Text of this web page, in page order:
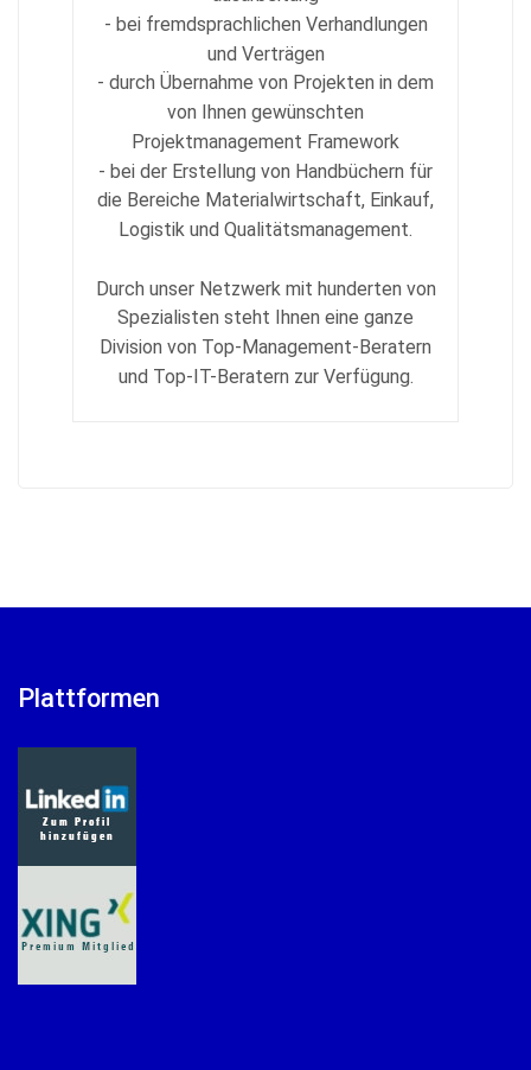
- bei fremdsprachlichen Verhandlungen
und Verträgen
- durch Übernahme von Projekten in dem
von Ihnen gewünschten
Projektmanagement Framework
- bei der Erstellung von Handbüchern für
die Bereiche Materialwirtschaft, Einkauf,
Logistik und Qualitätsmanagement.
Durch unser Netzwerk mit hunderten von
Spezialisten steht Ihnen eine ganze
Division von Top-Management-Beratern
und Top-IT-Beratern zur Verfügung.
Plattformen